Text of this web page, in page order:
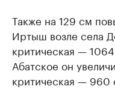
Также на 129 см
Иртыш возле села
критическая —
Абатское он
критическая —